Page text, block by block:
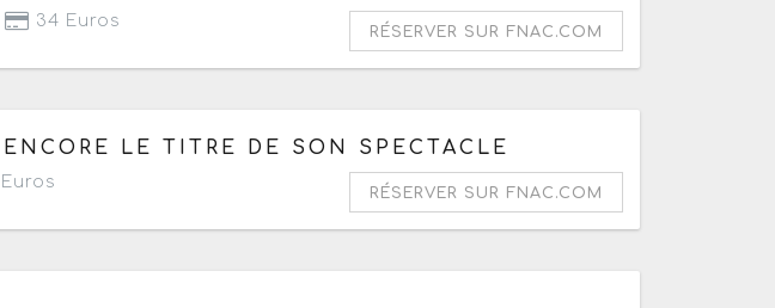
34 Euros
RÉSERVER SUR FNAC.COM
2026
LE TITRE DE SON SPECTACLE
RÉSERVER SUR FNAC.COM